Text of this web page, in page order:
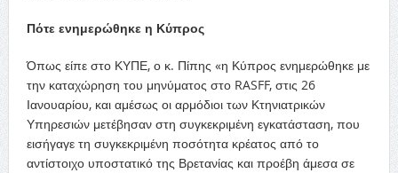
Πότε ενημερώθηκε η Κύπρος
Όπως είπε στο ΚΥΠΕ, ο κ. Πίπης «η Κύπρος ενημερώθηκε με
την καταχώρηση του μηνύματος στο RASFF, στις 26
Ιανουαρίου, και αμέσως οι αρμόδιοι των Κτηνιατρικών
Υπηρεσιών μετέβησαν στη συγκεκριμένη εγκατάσταση, που
εισήγαγε τη συγκεκριμένη ποσότητα κρέατος από το
αντίστοιχο υποστατικό της Βρετανίας και προέβη άμεσα σε